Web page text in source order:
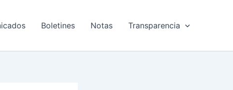
Boletines Notas Transparencia